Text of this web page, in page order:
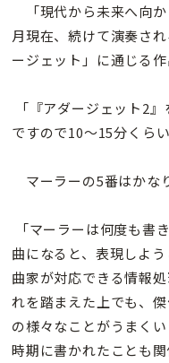
「現代から未来へ向
月現在、続けて演奏さ
ージェット」に通じる
「『アダージェット2
ですので10〜15分くら
マーラーの5番はかな
「マーラーは何度も書
曲になると、表現しよ
曲家が対応できる情報
れを踏まえた上でも、
の様々なことがうまく
時期に書かれたことも